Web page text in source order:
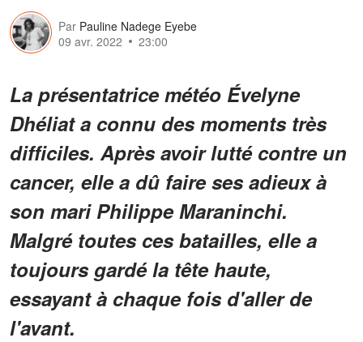
Par Pauline Nadege Eyebe
09 avr. 2022
23:00
La présentatrice météo Évelyne
Dhéliat a connu des moments très
difficiles. Après avoir lutté contre un
cancer, elle a dû faire ses adieux à
son mari Philippe Maraninchi.
Malgré toutes ces batailles, elle a
toujours gardé la tête haute,
essayant à chaque fois d'aller de
l'avant.